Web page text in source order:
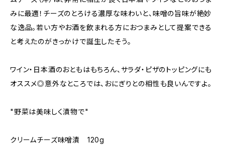
みに最適！チーズのとろける濃厚な味わいと、味噌の旨味が絶妙
な逸品。若い方やお酒を飲まれる方におつまみとして提案できる
と考えたのがきっかけで誕生したそう。
ワイン・日本酒のおともはもちろん、サラダ・ピザのトッピングにも
オススメ◎意外なところでは、おにぎりとの相性も良いんですよ。
"野菜は美味しく漬物で"
クリームチーズ味噌漬 120g